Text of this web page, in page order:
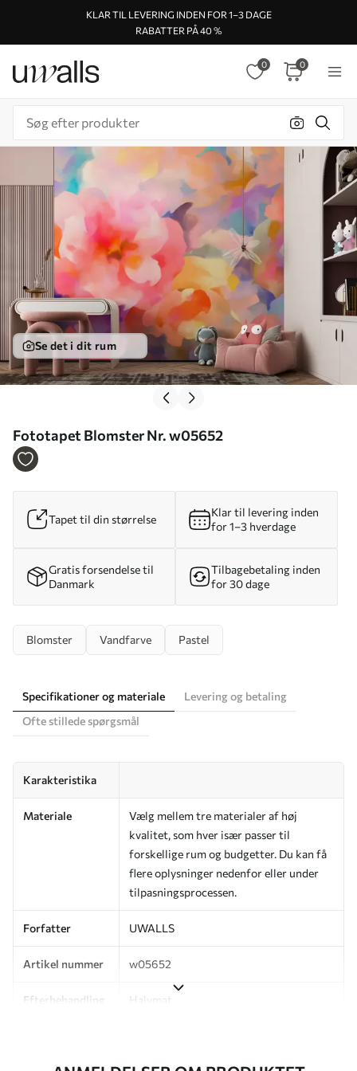
KLAR TIL LEVERING INDEN FOR 1–3 DAGE
RABATTER PÅ 40 %
0 0
Se det i dit rum
Fototapet Blomster Nr. w05652
Tapet til din størrelse
Klar til levering inden
for 1–3 hverdage
Gratis forsendelse til
Danmark
Tilbagebetaling inden
for 30 dage
Blomster Vandfarve Pastel
Specifikationer og materiale
Levering og betaling
Ofte stillede spørgsmål
Karakteristika
Materiale
Vælg mellem tre materialer af høj
kvalitet, som hver især passer til
forskellige rum og budgetter. Du kan få
flere oplysninger nedenfor eller under
tilpasningsprocessen.
Forfatter UWALLS
Artikel nummer w05652
Efterbehandling Halvmat.